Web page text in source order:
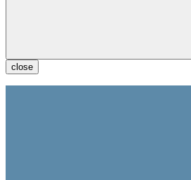
close